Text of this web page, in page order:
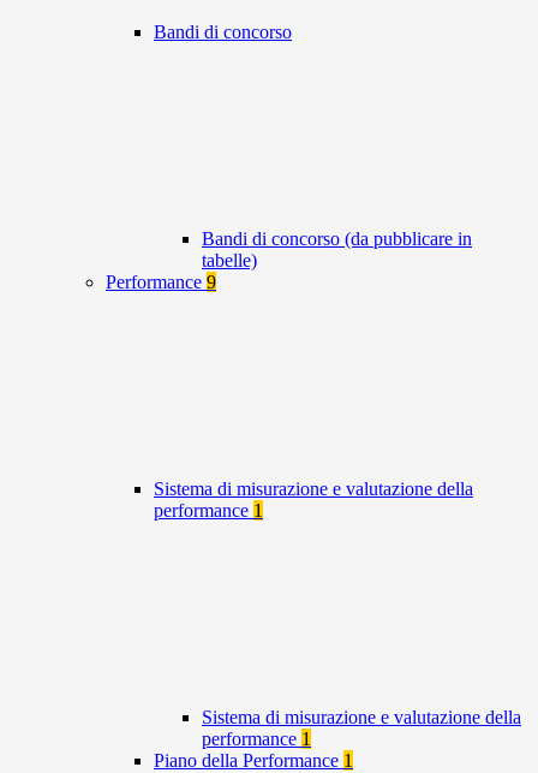
Bandi di concorso
Bandi di concorso (da pubblicare in
tabelle)
Performance 9
Sistema di misurazione e valutazione della
performance 1
Sistema di misurazione e valutazione della
performance 1
Piano della Performance 1